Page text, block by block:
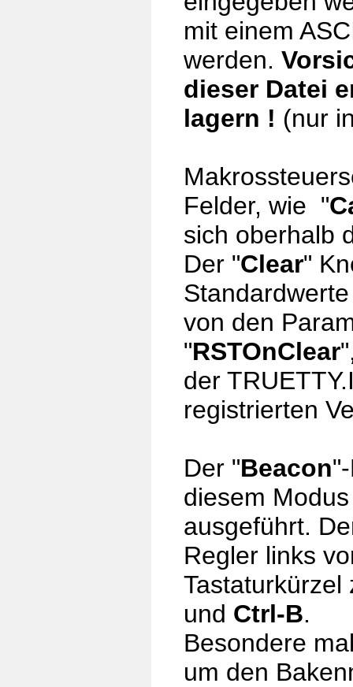
mit einem
werden.
dieser Datei
lagern ! (nur
Felder, wie "
sich oberhalb
Der "Clear"
von den
"RSTOnClear
der
registrierten
Der "Beacon
diesem
ausgeführt.
Regler links
und Ctrl-B.
Besondere
um den